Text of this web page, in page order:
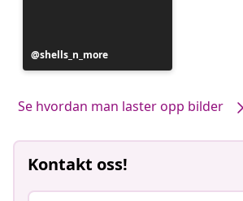
Innlegg
publisert
shells_n_more
Se hvordan man laster opp bilder
Kontakt oss!